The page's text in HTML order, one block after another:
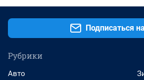
Подписаться
Рубрики
Авто